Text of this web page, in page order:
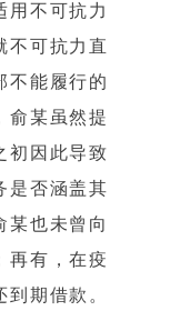
用不可抗力
不可抗力直
不能履行的
俞某虽然提
初因此导致
是否涵盖其
某也未曾向
再有，在疫
期借款。